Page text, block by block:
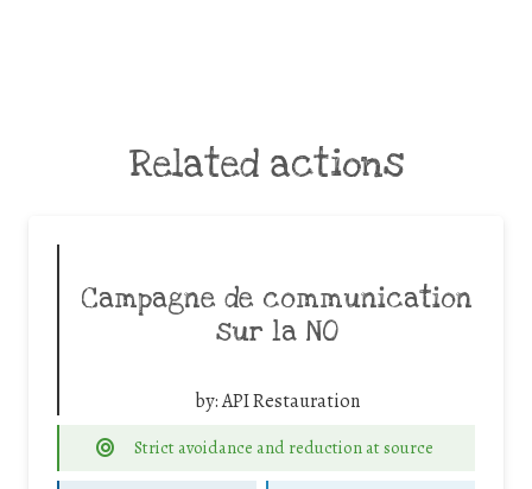
Related actions
Campagne de communication
sur la NO
by:API Restauration
Strict avoidance and reduction at source